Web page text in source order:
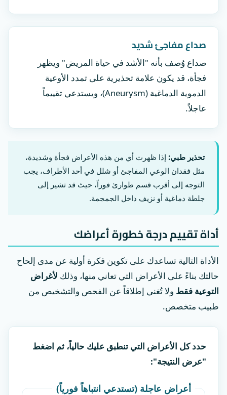
صداع مفاجئ شديد
صداع وُصف بأنه "الأشد في حياة المريض" ويظهر
فجأة، قد يكون علامة تحذيرية على تمدد الأوعية
الدموية الدماغية (Aneurysm)، ويستدعي تقييماً
عاجلاً.
تحذير طبي: إذا ظهرت أي من هذه الأعراض فجأة وشديدة،
مثل فقدان الوعي المفاجئ أو شلل في أحد الأطراف، يجب
التوجه إلى أقرب قسم طوارئ فوراً، حيث قد تشير إلى
جلطة دماغية أو نزيف داخل الجمجمة.
أداة تقييم درجة خطورة أعراضك
الأداة التالية تساعدك على تكوين فكرة أولية عن مدى إلحاح
حالتك بناءً على الأعراض التي تعاني منها، وذلك لأغراض
التوعية فقط ولا تُغني إطلاقاً عن الفحص والتشخيص من
طبيب متخصص.
حدد كل الأعراض التي تنطبق عليك حالياً، ثم اضغط
"عرض النتيجة":
أعراض عاجلة (تستدعي انتباهاً فورياً)